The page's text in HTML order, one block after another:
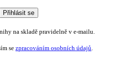
na skladě pravidelně v e-mailu.
se zpracováním osobních údajů